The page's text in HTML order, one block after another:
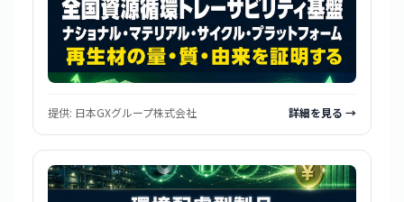
提供: 日本GXグループ株式会社 詳細を見る →